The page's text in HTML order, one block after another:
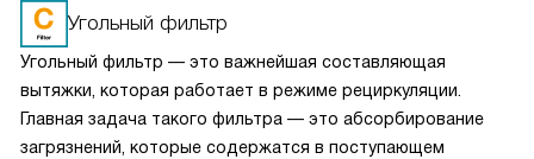
Угольный фильтр
Угольный фильтр — это важнейшая составляющая
вытяжки, которая работает в режиме рециркуляции.
Главная задача такого фильтра — это абсорбирование
загрязнений, которые содержатся в поступающем